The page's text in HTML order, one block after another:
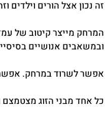
זה נכון אצל הורים וילדים
המרחק מייצר קיטוב של
ובמשאבים אנושיים
אפשר לשרוד במרחק.
כל אחד מבני הזוג